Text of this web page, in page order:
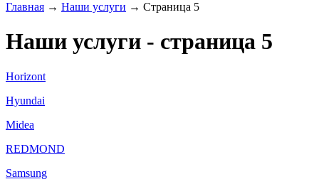
Главная → Наши услуги → Cтраница 5
Наши услуги - страница 5
Horizont
Hyundai
Midea
REDMOND
Samsung